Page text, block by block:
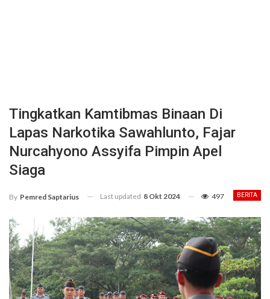
Tingkatkan Kamtibmas Binaan Di
Lapas Narkotika Sawahlunto, Fajar
Nurcahyono Assyifa Pimpin Apel
Siaga
BERITA
By Pemred Saptarius Last updated 8 Okt 2024 497